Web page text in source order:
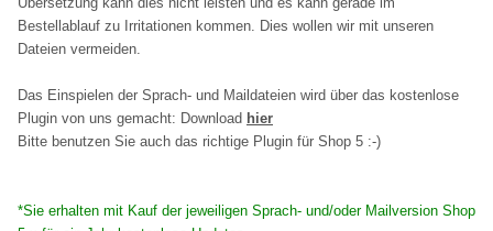
Bestellablauf zu Irritationen kommen. Dies wollen wir mit unseren
Dateien vermeiden.
Das Einspielen der Sprach- und Maildateien wird über das kostenlose
Plugin von uns gemacht: Download hier
Bitte benutzen Sie auch das richtige Plugin für Shop 5 :-)
*Sie erhalten mit Kauf der jeweiligen Sprach- und/oder Mailversion Shop